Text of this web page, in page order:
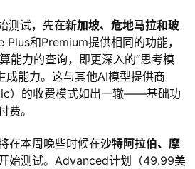
测试，先在新加坡、危地马拉和玻
Plus和Premium提供相同的功能，
能力的查询，即更深入的“思考模
成能力。这与其他AI模型提供商
）的收费模式如出一辙——基础功
费。
在本周晚些时候在沙特阿拉伯、摩
始测试。Advanced计划（49.99美